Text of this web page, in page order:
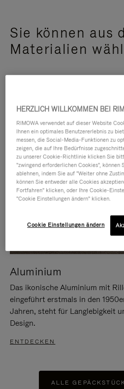
Sie können aus
Materialien
Aluminium
Das ikonische Aluminium mit
eingeführt erstmals in den
Jahren, steht für Langlebigkeit
Design.
ENTDECKEN
ALLE
HERZLICH WILLKOMMEN BEI
RIMOWA verwendet auf dieser Website
Ihnen ein optimales Benutzererlebnis zu
messen, die Social-Media-Funktionen zu
zeigen, die auf Ihre Bedürfnisse
zu unserer Cookie-Richtlinie klicken Sie
"zwingend erforderlichen Cookies", können
ablehnen, indem Sie auf "Weiter ohne
können Sie entweder alle Cookies
Fortfahren" klicken, oder Ihre Cookie-
"Cookie Einstellungen ändern" klicken.
Cookie Einstellungen ändern